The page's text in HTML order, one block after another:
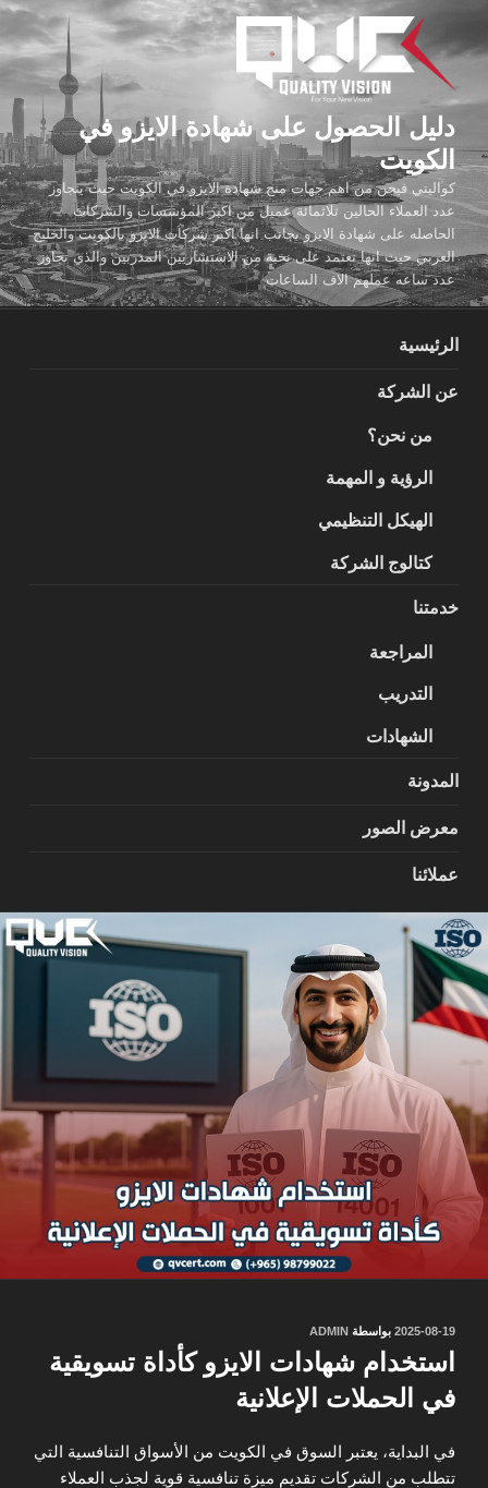
المحتوى
دليل الحصول على شهادة الايزو في
الكويت
كواليتي فيجن من اهم جهات منح شهادة الايزو في الكويت حيث يتجاوز
عدد العملاء الحالين ثلاثمائة عميل من اكبر المؤسسات والشركات
الحاصله على شهادة الايزو بجانب انها اكبر شركات الايزو بالكويت والخليج
العربي حيث انها تعتمد على نخبة من الاستشاريين المدربين والذي تجاوز
عدد ساعه عملهم الاف الساعات
الرئيسية
عن الشركة
من نحن؟
الرؤية و المهمة
الهيكل التنظيمي
كتالوج الشركة
خدمتنا
المراجعة
التدريب
الشهادات
المدونة
معرض الصور
عملائنا
نُشر
في
2025-08-19 بواسطة ADMIN
استخدام شهادات الايزو كأداة تسويقية
في الحملات الإعلانية
في البداية، يعتبر السوق في الكويت من الأسواق التنافسية التي
تتطلب من الشركات تقديم ميزة تنافسية قوية لجذب العملاء